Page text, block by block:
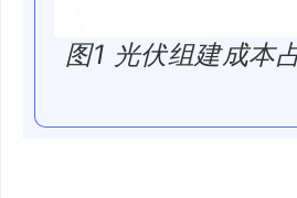
图1 光伏组建成本